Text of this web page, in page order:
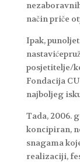
način priče
Ipak,
posjetitelje/
Fondacija
najboljeg
Tada, 2006.
koncipiran,
snagama
realizaciji,